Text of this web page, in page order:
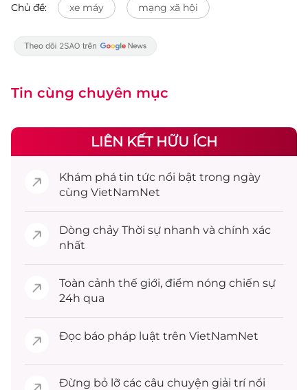
Chủ đề: xe máy mạng xã hội
Tin cùng chuyên mục
LIÊN KẾT HỮU ÍCH
Khám phá tin tức nổi bật trong ngày
cùng VietNamNet
Dòng chảy Thời sự nhanh và chính xác
nhất
Toàn cảnh thế giới, điểm nóng chiến sự
24h qua
Đọc báo pháp luật trên VietNamNet
Đừng bỏ lỡ các câu chuyện giải trínổi